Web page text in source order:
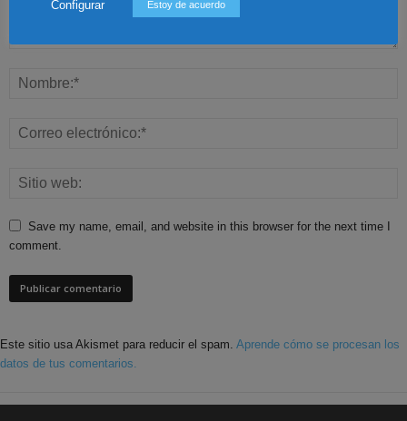
Save my name, email, and website in this browser for the next time I
comment.
Este sitio usa Akismet para reducir el spam. Aprende cómo se procesan los
datos de tus comentarios.
Configurar Estoy de acuerdo